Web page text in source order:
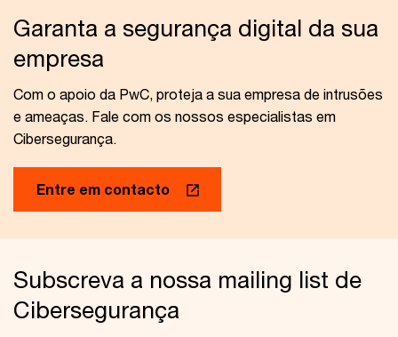
Garanta a segurança digital da sua
empresa
Com o apoio da PwC, proteja a sua empresa de intrusões
e ameaças. Fale com os nossos especialistas em
Cibersegurança.
Entre em contacto
Subscreva a nossa mailing list de
Cibersegurança